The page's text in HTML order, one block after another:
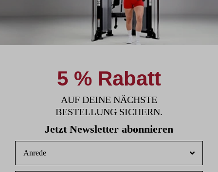
5 % Rabatt
AUF DEINE NÄCHSTE
BESTELLUNG SICHERN.
Jetzt Newsletter abonnieren